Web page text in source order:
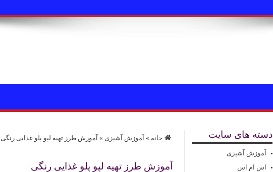
خانه » آموزش آشپزی » آموزش طرز تهیه لپو پلو غذایی رنگی
آموزش طرز تهیه لپو پلو غذایی رنگی
دسته های سایت
آموزش آشپزی
اس ام اس